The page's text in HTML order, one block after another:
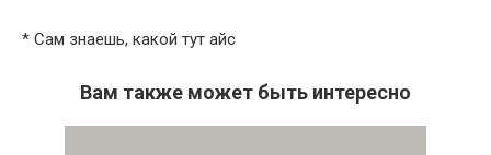
* Сам знаешь, какой тут айс
Вам также может быть интересно